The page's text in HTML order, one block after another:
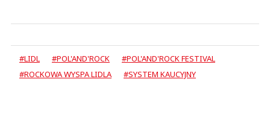
#LIDL #POL'AND'ROCK
#POL'AND'ROCK FESTIVAL
#ROCKOWA WYSPA LIDLA
#SYSTEM KAUCYJNY